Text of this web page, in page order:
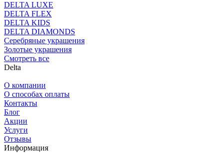
DELTA LUXE
DELTA FLEX
DELTA KIDS
DELTA DIAMONDS
Серебряные украшения
Золотые украшения
Смотреть все
Delta
О компании
О способах оплаты
Контакты
Блог
Акции
Услуги
Отзывы
Информация